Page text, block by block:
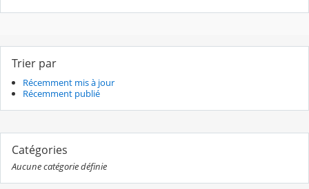
Trier par
Récemment mis à jour
Récemment publié
Catégories
Aucune catégorie définie